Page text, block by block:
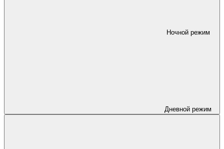
Ночной режим
Дневной режим